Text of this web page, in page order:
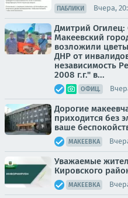
ПАБЛИКИ Вчера,
Дмитрий Огилец:
Макеевский
возложили
ДНР от
независимость
2008 г.г." в...
ОФИЦ.
Дорогие
приходится без
ваше
МАКЕЕВКА
Уважаемые
Кировского
МАКЕЕВКА